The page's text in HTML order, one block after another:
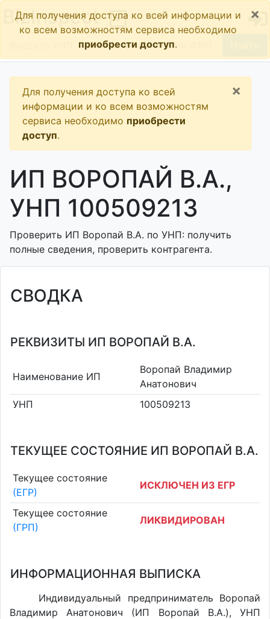
BizInspect
Для получения доступа ко всей информации и
ко всем возможностям сервиса необходимо
приобрести доступ.
×
Для получения доступа ко всей
информации и ко всем возможностям
сервиса необходимо приобрести
доступ.
×
ИП ВОРОПАЙ В.А.,
УНП 100509213
Проверить ИП Воропай В.А. по УНП: получить
полные сведения, проверить контрагента.
СВОДКА
РЕКВИЗИТЫ ИП ВОРОПАЙ В.А.
Наименование ИП
Воропай Владимир
Анатонович
УНП
100509213
ТЕКУЩЕЕ СОСТОЯНИЕ ИП ВОРОПАЙ В.А.
Текущее состояние
(ЕГР)
ИСКЛЮЧЕН ИЗ ЕГР
Текущее состояние
(ГРП)
ЛИКВИДИРОВАН
ИНФОРМАЦИОННАЯ ВЫПИСКА
Индивидуальный предприниматель Воропай
Владимир Анатонович (ИП Воропай В.А.), УНП